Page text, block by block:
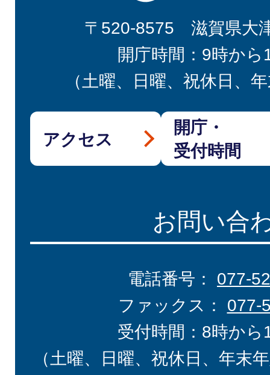
〒520-8575 滋賀県大
開庁時間：9時から
（土曜、日曜、祝休日、
アクセス
開庁・
受付時間
お問い合
電話番号： 077-
ファックス： 077-
受付時間：8時から
（土曜、日曜、祝休日、年末